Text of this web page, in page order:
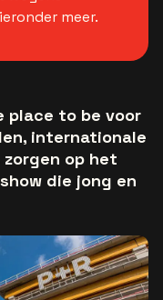
meer.
place to be voor
internationale
op het
die jong en